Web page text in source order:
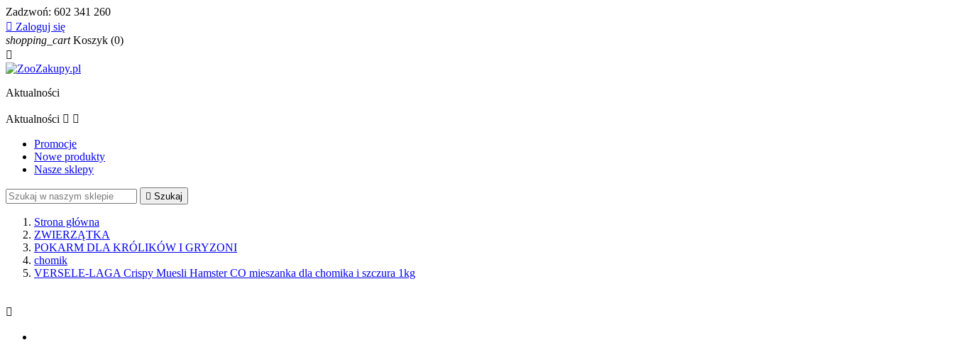
Zadzwoń: 602 341 260
 Zaloguj się
shopping_cart Koszyk (0)

Aktualności
Aktualności  
Promocje
Nowe produkty
Nasze sklepy
 Szukaj
Strona główna
ZWIERZĄTKA
POKARM DLA KRÓLIKÓW I GRYZONI
chomik
VERSELE-LAGA Crispy Muesli Hamster CO mieszanka dla chomika i szczura 1kg
